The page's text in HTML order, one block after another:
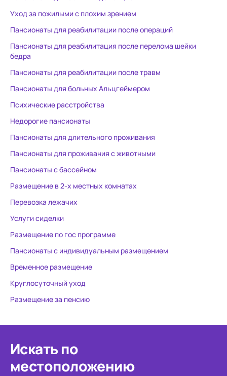
закормили снотворными , что
пребывания в данном
пансионате стал лекарственный
делирий у мамы!(( Который
закончился инсультом . Есть мед
.заключение. Это не
медицинское учреждение, а
пансионат для пожилых людей!!
Зачем позиционировать
деменцией и Альцгеймером - не
объяснимо! Профильных
сотрудников в 20-м году не
было! Большие сомнения, что
появились.. Берегите своих
близких!
Уход за пожилыми с плохим зрением
Пансионаты для реабилитации после операций
Пансионаты для реабилитация после перелома шейки
бедра
Пансионаты для реабилитации после травм
Пансионаты для больных Альцгеймером
Психические расстройства
Недорогие пансионаты
Пансионаты для длительного проживания
Пансионаты для проживания с животными
Пансионаты с бассейном
Размещение в 2-х местных комнатах
Перевозка лежачих
Услуги сиделки
Размещение по гос программе
Пансионаты с индивидуальным размещением
Временное размещение
Круглосуточный уход
Размещение за пенсию
Искать по
местоположению